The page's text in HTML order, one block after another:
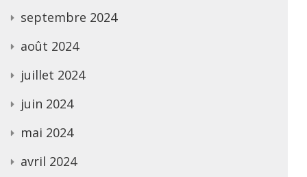
septembre 2024
août 2024
juillet 2024
juin 2024
mai 2024
avril 2024